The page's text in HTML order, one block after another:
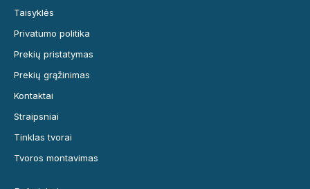
Taisyklės
Privatumo politika
Prekių pristatymas
Prekių grąžinimas
Kontaktai
Straipsniai
Tinklas tvorai
Tvoros montavimas